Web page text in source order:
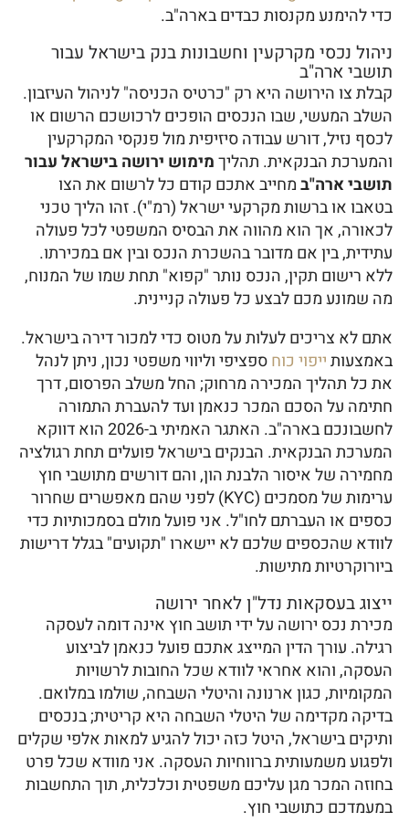
כדי להימנע מקנסות כבדים בארה"ב.
ניהול נכסי מקרקעין וחשבונות בנק בישראל עבור
תושבי ארה"ב
קבלת צו הירושה היא רק "כרטיס הכניסה" לניהול העיזבון.
השלב המעשי, שבו הנכסים הופכים לרכושכם הרשום או
לכסף נזיל, דורש עבודה סיזיפית מול פנקסי המקרקעין
והמערכת הבנקאית. תהליךמימוש ירושה בישראל עבור
תושבי ארה"במחייב אתכם קודם כל לרשום את הצו
בטאבו או ברשות מקרקעי ישראל (רמ"י). זהו הליך טכני
לכאורה, אך הוא מהווה את הבסיס המשפטי לכל פעולה
עתידית, בין אם מדובר בהשכרת הנכס ובין אם במכירתו.
ללא רישום תקין, הנכס נותר "קפוא" תחת שמו של המנוח,
מה שמונע מכם לבצע כל פעולה קניינית.
אתם לא צריכים לעלות על מטוס כדי למכור דירה בישראל.
באמצעותייפוי כוחספציפי וליווי משפטי נכון, ניתן לנהל
את כל תהליך המכירה מרחוק; החל משלב הפרסום, דרך
חתימה על הסכם המכר כנאמן ועד להעברת התמורה
לחשבונכם בארה"ב. האתגר האמיתי ב-2026 הוא דווקא
המערכת הבנקאית. הבנקים בישראל פועלים תחת רגולציה
מחמירה של איסור הלבנת הון, והם דורשים מתושבי חוץ
ערימות של מסמכים (KYC) לפני שהם מאפשרים שחרור
כספים או העברתם לחו"ל. אני פועל מולם בסמכותיות כדי
לוודא שהכספים שלכם לא יישארו "תקועים" בגלל דרישות
ביורוקרטיות מתישות.
ייצוג בעסקאות נדל"ן לאחר ירושה
מכירת נכס ירושה על ידי תושב חוץ אינה דומה לעסקה
רגילה. עורך הדין המייצג אתכם פועל כנאמן לביצוע
העסקה, והוא אחראי לוודא שכל החובות לרשויות
המקומיות, כגון ארנונה והיטלי השבחה, שולמו במלואם.
בדיקה מקדימה של היטלי השבחה היא קריטית; בנכסים
ותיקים בישראל, היטל כזה יכול להגיע למאות אלפי שקלים
ולפגוע משמעותית ברווחיות העסקה. אני מוודא שכל פרט
בחוזה המכר מגן עליכם משפטית וכלכלית, תוך התחשבות
במעמדכם כתושבי חוץ.